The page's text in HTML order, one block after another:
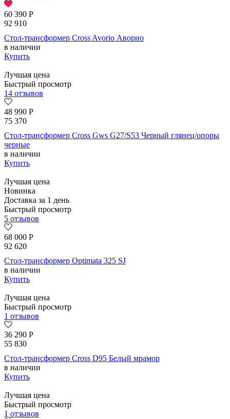
60 390 Р
92 910
Стол-трансформер Cross Avorio Аворио
в наличии
Купить
Лучшая цена
Быстрый просмотр
14 отзывов
48 990 Р
75 370
Стол-трансформер Cross Gws G27/S53 Черный глянец/опоры
черные
в наличии
Купить
Лучшая цена
Новинка
Доставка за 1 день
Быстрый просмотр
5 отзывов
68 000 Р
92 620
Стол-трансформер Optimata 325 SJ
в наличии
Купить
Лучшая цена
Быстрый просмотр
1 отзывов
36 290 Р
55 830
Стол-трансформер Cross D95 Белый мрамор
в наличии
Купить
Лучшая цена
Быстрый просмотр
1 отзывов